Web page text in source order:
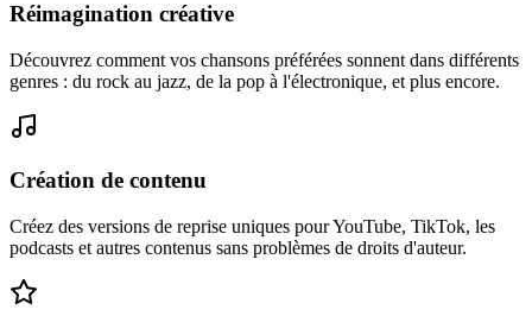
Réimagination créative
Découvrez comment vos chansons préférées sonnent dans différents
genres : du rock au jazz, de la pop à l'électronique, et plus encore.
Création de contenu
Créez des versions de reprise uniques pour YouTube, TikTok, les
podcasts et autres contenus sans problèmes de droits d'auteur.